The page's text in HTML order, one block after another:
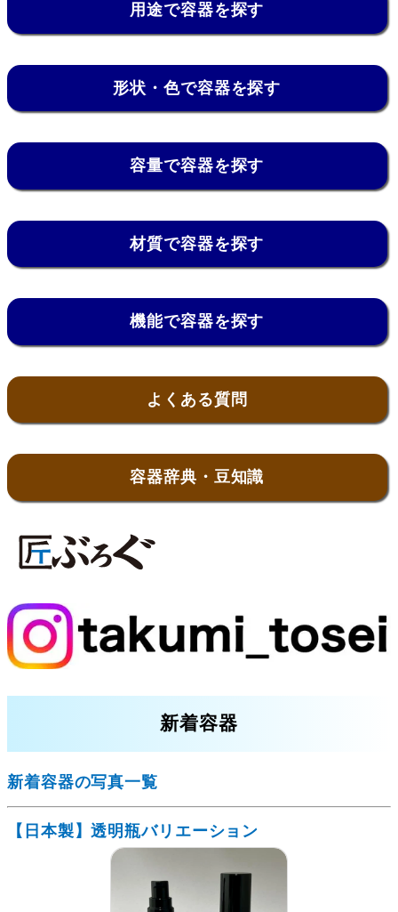
用途で容器を探す
形状・色で容器を探す
容量で容器を探す
材質で容器を探す
機能で容器を探す
よくある質問
容器辞典・豆知識
新着容器
新着容器の写真一覧
【日本製】透明瓶バリエーション